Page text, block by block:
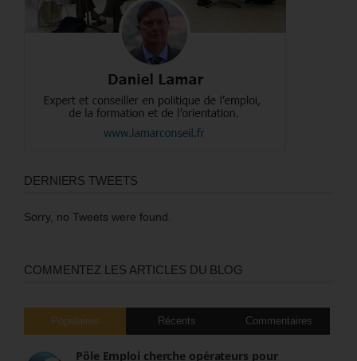
DERNIERS TWEETS
Sorry, no Tweets were found.
COMMENTEZ LES ARTICLES DU BLOG
Populaires Récents Commentaires
Pôle Emploi cherche opérateurs pour